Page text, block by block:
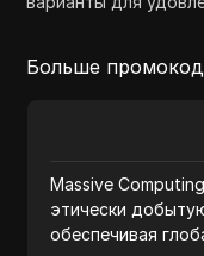
Больше
Massive
этически
обеспечивая